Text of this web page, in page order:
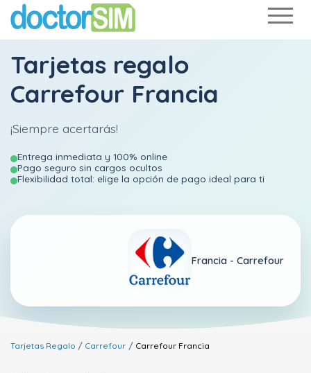
Tarjetas regalo
Carrefour Francia
¡Siempre acertarás!
Entrega inmediata y 100% online
Pago seguro sin cargos ocultos
Flexibilidad total: elige la opción de pago ideal para ti
Francia - Carrefour
Tarjetas Regalo Carrefour Carrefour Francia